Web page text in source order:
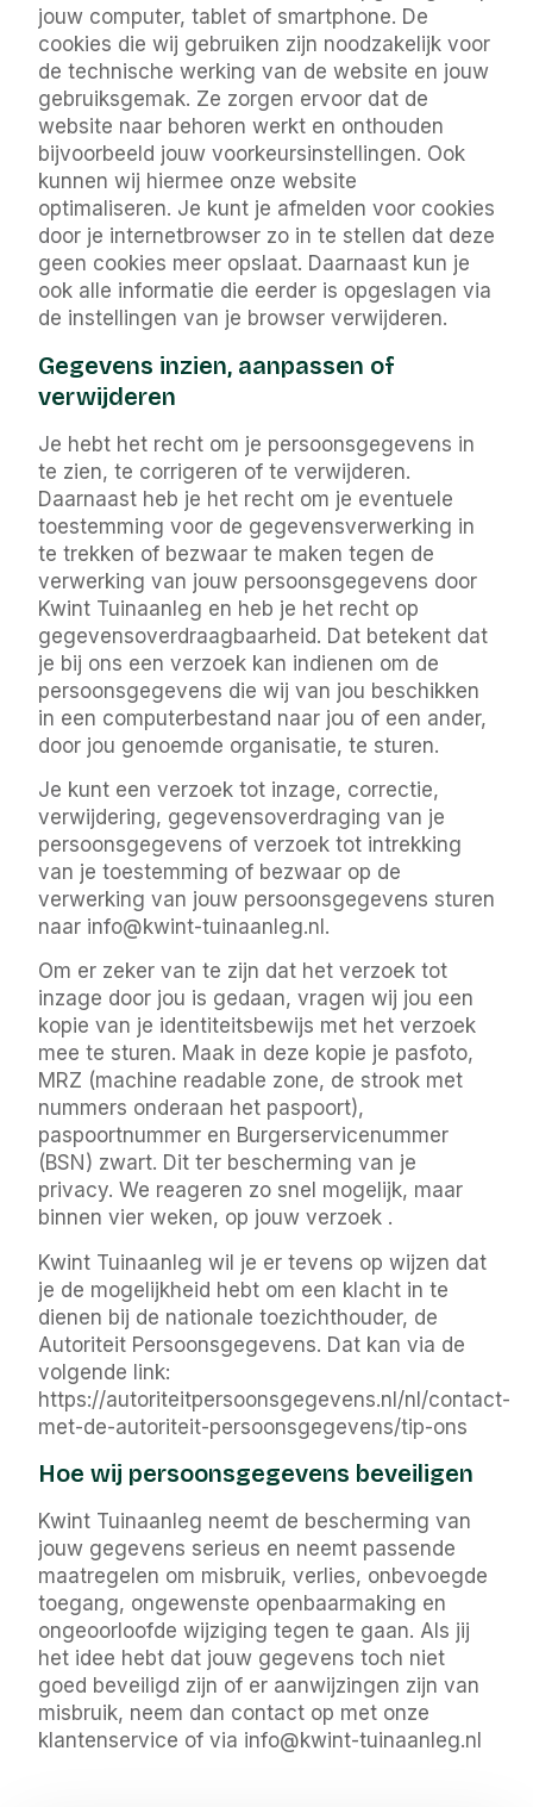
jouw computer, tablet of smartphone. De
cookies die wij gebruiken zijn noodzakelijk voor
de technische werking van de website en jouw
gebruiksgemak. Ze zorgen ervoor dat de
website naar behoren werkt en onthouden
bijvoorbeeld jouw voorkeursinstellingen. Ook
kunnen wij hiermee onze website
optimaliseren. Je kunt je afmelden voor cookies
door je internetbrowser zo in te stellen dat deze
geen cookies meer opslaat. Daarnaast kun je
ook alle informatie die eerder is opgeslagen via
de instellingen van je browser verwijderen.
Gegevens inzien, aanpassen of
verwijderen
Je hebt het recht om je persoonsgegevens in
te zien, te corrigeren of te verwijderen.
Daarnaast heb je het recht om je eventuele
toestemming voor de gegevensverwerking in
te trekken of bezwaar te maken tegen de
verwerking van jouw persoonsgegevens door
Kwint Tuinaanleg en heb je het recht op
gegevensoverdraagbaarheid. Dat betekent dat
je bij ons een verzoek kan indienen om de
persoonsgegevens die wij van jou beschikken
in een computerbestand naar jou of een ander,
door jou genoemde organisatie, te sturen.
Je kunt een verzoek tot inzage, correctie,
verwijdering, gegevensoverdraging van je
persoonsgegevens of verzoek tot intrekking
van je toestemming of bezwaar op de
verwerking van jouw persoonsgegevens sturen
naar info@kwint-tuinaanleg.nl.
Om er zeker van te zijn dat het verzoek tot
inzage door jou is gedaan, vragen wij jou een
kopie van je identiteitsbewijs met het verzoek
mee te sturen. Maak in deze kopie je pasfoto,
MRZ (machine readable zone, de strook met
nummers onderaan het paspoort),
paspoortnummer en Burgerservicenummer
(BSN) zwart. Dit ter bescherming van je
privacy. We reageren zo snel mogelijk, maar
binnen vier weken, op jouw verzoek .
Kwint Tuinaanleg wil je er tevens op wijzen dat
je de mogelijkheid hebt om een klacht in te
dienen bij de nationale toezichthouder, de
Autoriteit Persoonsgegevens. Dat kan via de
volgende link:
https://autoriteitpersoonsgegevens.nl/nl/contact-
met-de-autoriteit-persoonsgegevens/tip-ons
Hoe wij persoonsgegevens beveiligen
Kwint Tuinaanleg neemt de bescherming van
jouw gegevens serieus en neemt passende
maatregelen om misbruik, verlies, onbevoegde
toegang, ongewenste openbaarmaking en
ongeoorloofde wijziging tegen te gaan. Als jij
het idee hebt dat jouw gegevens toch niet
goed beveiligd zijn of er aanwijzingen zijn van
misbruik, neem dan contact op met onze
klantenservice of via info@kwint-tuinaanleg.nl